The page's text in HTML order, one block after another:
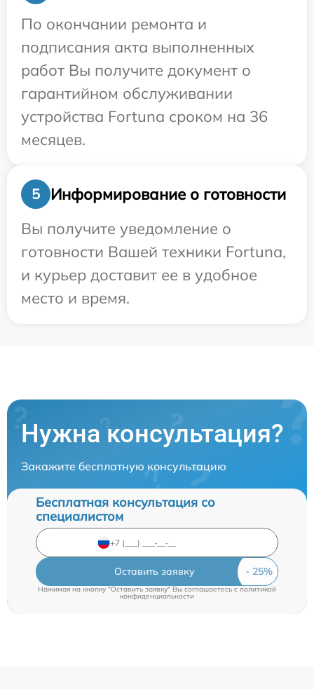
По окончании ремонта и
подписания акта выполненных
работ Вы получите документ о
гарантийном обслуживании
устройства Fortuna сроком на 36
месяцев.
5
Информирование о готовности
Вы получите уведомление о
готовности Вашей техники Fortuna,
и курьер доставит ее в удобное
место и время.
Нужна консультация?
Закажите бесплатную консультацию
Бесплатная консультация со
специалистом
Оставить заявку
Нажимая на кнопку "Оставить заявку" Вы соглашаетесь c политикой
конфиденциальности